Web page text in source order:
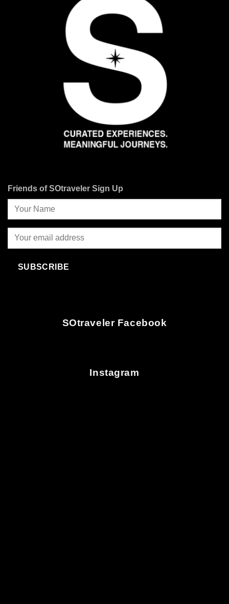
Friends of SOtraveler Sign Up
SUBSCRIBE
SOtraveler Facebook
Instagram